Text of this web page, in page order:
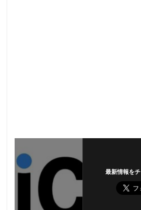
最新情報を